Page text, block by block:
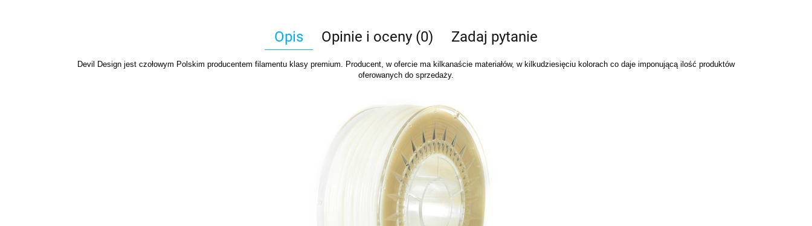
Opis Opinie i oceny (0) Zadaj pytanie
Devil Design jest czołowym Polskim producentem filamentu klasy premium. Producent, w ofercie ma kilkanaście materiałów, w kilkudziesięciu kolorach co daje imponującą ilość produktów
oferowanych do sprzedaży.